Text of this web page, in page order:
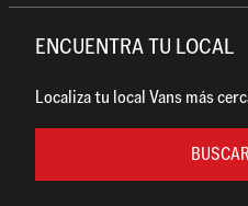
ENCUENTRA TU LOCAL
Localiza tu local Vans más